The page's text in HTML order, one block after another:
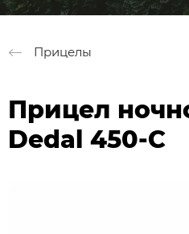
Прицелы
Прицел
Dedal 450-С